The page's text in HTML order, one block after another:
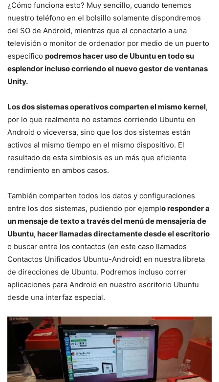
¿Cómo funciona esto? Muy sencillo, cuando tenemos
nuestro teléfono en el bolsillo solamente dispondremos
del SO de Android, mientras que al conectarlo a una
televisión o monitor de ordenador por medio de un puerto
especifico podremos hacer uso de Ubuntu en todo su
esplendor incluso corriendo el nuevo gestor de ventanas
Unity.
Los dos sistemas operativos comparten el mismo kernel,
por lo que realmente no estamos corriendo Ubuntu en
Android o viceversa, sino que los dos sistemas están
activos al mismo tiempo en el mismo dispositivo. El
resultado de esta simbiosis es un más que eficiente
rendimiento en ambos casos.
También comparten todos los datos y configuraciones
entre los dos sistemas, pudiendo por ejemplo responder a
un mensaje de texto a través del menú de mensajería de
Ubuntu, hacer llamadas directamente desde el escritorio
o buscar entre los contactos (en este caso llamados
Contactos Unificados Ubuntu-Android) en nuestra libreta
de direcciones de Ubuntu. Podremos incluso correr
aplicaciones para Android en nuestro escritorio Ubuntu
desde una interfaz especial.